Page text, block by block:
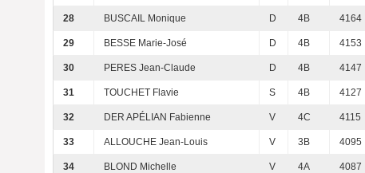
28 BUSCAIL Monique D 4B 4164
29 BESSE Marie-José D 4B 4153
30 PERES Jean-Claude D 4B 4147
31 TOUCHET Flavie S 4B 4127
32 DER APÉLIAN Fabienne V 4C 4115
33 ALLOUCHE Jean-Louis V 3B 4095
34 BLOND Michelle V 4A 4087